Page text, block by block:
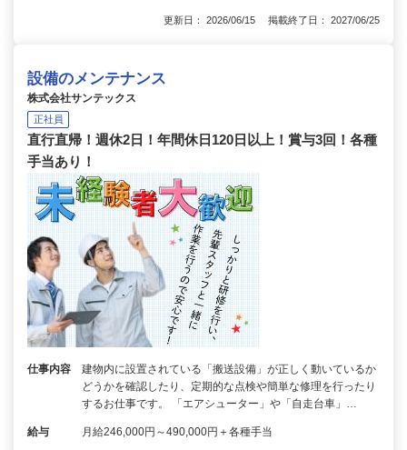
更新日： 2026/06/15 掲載終了日： 2027/06/25
設備のメンテナンス
株式会社サンテックス
正社員
直行直帰！週休2日！年間休日120日以上！賞与3回！各種
手当あり！
仕事内容
建物内に設置されている「搬送設備」が正しく動いているか
どうかを確認したり、定期的な点検や簡単な修理を行ったり
するお仕事です。 「エアシューター」や「自走台車」…
給与 月給246,000円～490,000円＋各種手当